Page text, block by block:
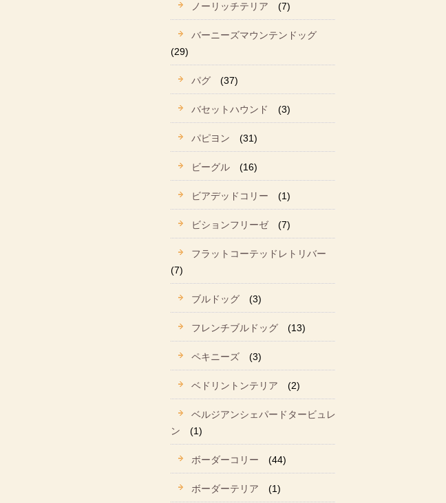
ノーリッチテリア (7)
バーニーズマウンテンドッグ
(29)
パグ (37)
バセットハウンド (3)
パピヨン (31)
ビーグル (16)
ビアデッドコリー (1)
ビションフリーゼ (7)
フラットコーテッドレトリバー
(7)
ブルドッグ (3)
フレンチブルドッグ (13)
ペキニーズ (3)
ベドリントンテリア (2)
ベルジアンシェパードタービュレ
ン
(1)
ボーダーコリー (44)
ボーダーテリア (1)